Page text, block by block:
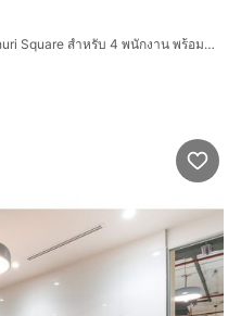
จกรรมชุมชนเป็นประจำ
แอปของเรา
ะกาศนี้เป็นภาพจากสถานที่
นี้โดยเฉพาะ
ค้นหาพื้นที่ออฟฟิศใน Spaces Chamchuri Square สำหรับ 4 พนักงาน พร้อมการดูแลทุกอย่างให้ครบครัน